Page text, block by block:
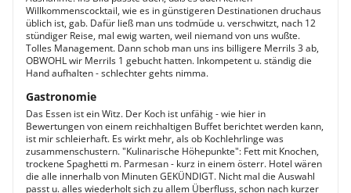
Willkommenscocktail, wie es in günstigeren Destinationen druchaus
üblich ist, gab. Dafür ließ man uns todmüde u. verschwitzt, nach 12
stündiger Reise, mal ewig warten, weil niemand von uns wußte.
Tolles Management. Dann schob man uns ins billigere Merrils 3 ab,
OBWOHL wir Merrils 1 gebucht hatten. Inkompetent u. ständig die
Hand aufhalten - schlechter gehts nimma.
Gastronomie
Das Essen ist ein Witz. Der Koch ist unfähig - wie hier in
Bewertungen von einem reichhaltigen Buffet berichtet werden kann,
ist mir schleierhaft. Es wirkt mehr, als ob Kochlehrlinge was
zusammenschustern. "Kulinarische Höhepunkte": Fett mit Knochen,
trockene Spaghetti m. Parmesan - kurz in einem österr. Hotel wären
die alle innerhalb von Minuten GEKÜNDIGT. Nicht mal die Auswahl
passt u. alles wiederholt sich zu allem Überfluss, schon nach kurzer